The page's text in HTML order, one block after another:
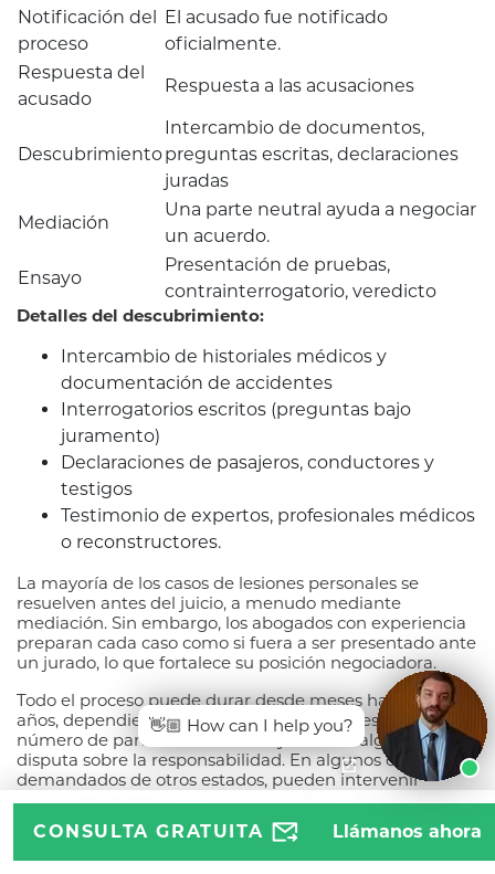
Notificación del
proceso
El acusado fue notificado
oficialmente.
Respuesta del
acusado
Respuesta a las acusaciones
Descubrimiento
Intercambio de documentos,
preguntas escritas, declaraciones
juradas
Mediación
Una parte neutral ayuda a negociar
un acuerdo.
Ensayo
Presentación de pruebas,
contrainterrogatorio, veredicto
Detalles del descubrimiento:
Intercambio de historiales médicos y
documentación de accidentes
Interrogatorios escritos (preguntas bajo
juramento)
Declaraciones de pasajeros, conductores y
testigos
Testimonio de expertos, profesionales médicos
o reconstructores.
La mayoría de los casos de lesiones personales se
resuelven antes del juicio, a menudo mediante
mediación. Sin embargo, los abogados con experiencia
preparan cada caso como si fuera a ser presentado ante
un jurado, lo que fortalece su posición negociadora.
Todo el proceso puede durar desde meses hasta varios
años, dependiendo de la gravedad de las lesiones, el
número de partes involucradas y si existe alguna
disputa sobre la responsabilidad. En algunos casos, con
demandados de otros estados, pueden intervenir
tribunales federales. El abogado Jeff Car Accident
Lawyer se encarga de estos trámites legales para que
usted pueda concentrarse en su recuperación.
CONSULTA GRATUITA Llámanos ahora
👋🏼 How can I help you?